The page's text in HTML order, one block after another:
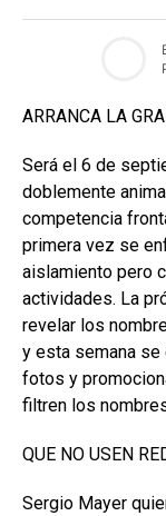
ARRANCA LA
Será el 6 de
doblemente
competencia
primera vez se
aislamiento pero
actividades. La
revelar los
y esta semana
fotos y
filtren los
QUE NO USEN
Sergio Mayer